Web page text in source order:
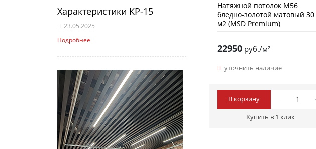
Характеристики КР-15
23.05.2025
Подробнее
Натяжной потолок M56
бледно-золотой матовый 30
м2 (MSD Premium)
22950руб./м²
уточнить наличие
В корзину
Купить в 1 клик